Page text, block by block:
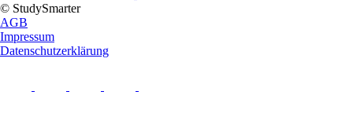
© StudySmarter
AGB
Impressum
Datenschutzerklärung